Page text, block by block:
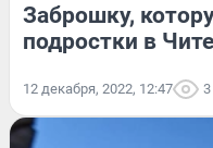
Заброшку,
подростки в
12 декабря, 2022, 12:47